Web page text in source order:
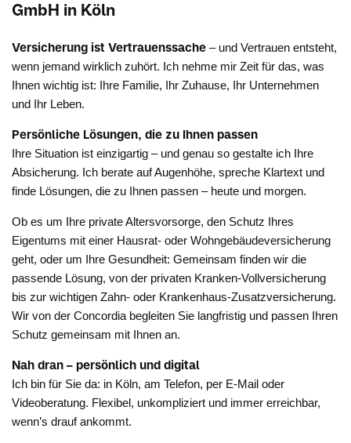
GmbH in Köln
Versicherung ist Vertrauenssache – und Vertrauen entsteht,
wenn jemand wirklich zuhört. Ich nehme mir Zeit für das, was
Ihnen wichtig ist: Ihre Familie, Ihr Zuhause, Ihr Unternehmen
und Ihr Leben.
Persönliche Lösungen, die zu Ihnen passen
Ihre Situation ist einzigartig – und genau so gestalte ich Ihre
Absicherung. Ich berate auf Augenhöhe, spreche Klartext und
finde Lösungen, die zu Ihnen passen – heute und morgen.
Ob es um Ihre private Altersvorsorge, den Schutz Ihres
Eigentums mit einer Hausrat- oder Wohngebäudeversicherung
geht, oder um Ihre Gesundheit: Gemeinsam finden wir die
passende Lösung, von der privaten Kranken-Vollversicherung
bis zur wichtigen Zahn- oder Krankenhaus-Zusatzversicherung.
Wir von der Concordia begleiten Sie langfristig und passen Ihren
Schutz gemeinsam mit Ihnen an.
Nah dran – persönlich und digital
Ich bin für Sie da: in Köln, am Telefon, per E-Mail oder
Videoberatung. Flexibel, unkompliziert und immer erreichbar,
wenn’s drauf ankommt.